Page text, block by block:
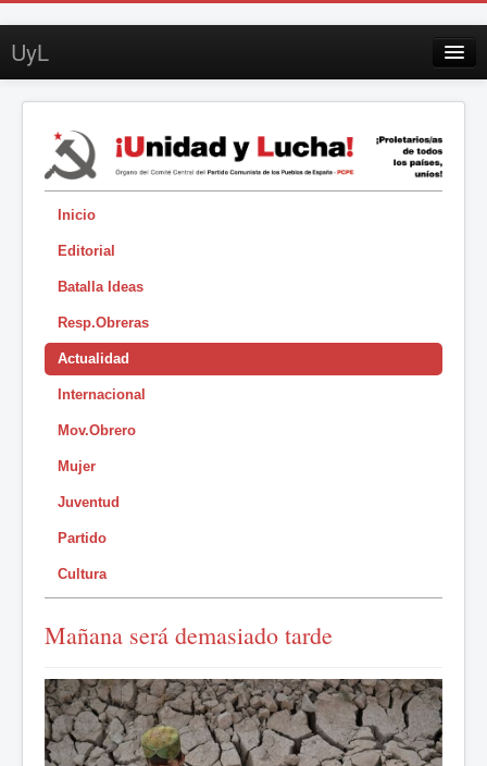
UyL
Suscripción
Sobre UyL
Edición impresa
Buscar
Inicio
Editorial
Batalla Ideas
Resp.Obreras
Actualidad
Internacional
Mov.Obrero
Mujer
Juventud
Partido
Cultura
Mañana será demasiado tarde